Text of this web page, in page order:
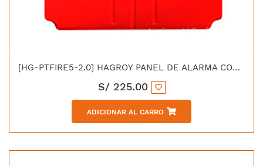
[HG-PTFIRE5-2.0] HAGROY PANEL DE ALARMA CONTRAINCENDIO CONVENCIONAL 5 ZONAS SMD/THD 220VAC
S/ 225.00
ADICIONAR AL CARRO